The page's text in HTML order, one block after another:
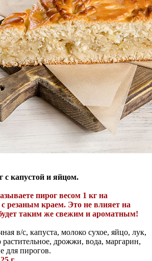
с капустой и яйцом.
пирог весом 1 кг на
с резаным краем. Это не влияет на
таким же свежим и ароматным!
в/с, капуста, молоко сухое, яйцо, лук,
дрожжи, вода, маргарин,
для пирогов.